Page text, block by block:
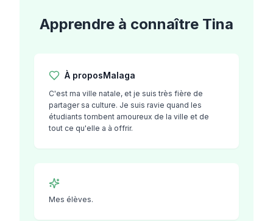
Apprendre à connaître Tina
À proposMalaga
C'est ma ville natale, et je suis très fière de
partager sa culture. Je suis ravie quand les
étudiants tombent amoureux de la ville et de
tout ce qu'elle a à offrir.
Mes élèves.